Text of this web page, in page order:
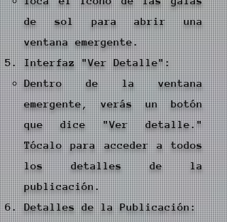
de sol para abrir una
ventana emergente.
Interfaz "Ver Detalle":
Dentro de la ventana
emergente, verás un botón
que dice "Ver detalle."
Tócalo para acceder a todos
los detalles de la
publicación.
Detalles de la Publicación: